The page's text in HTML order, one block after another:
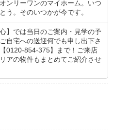
ンリーワンのマイホーム。いつ
う。そのいつかが今です。
】では当日のご案内・見学の予
自宅への送迎何でも申し出下さ
0120-854-375】まで！ご来店
アの物件もまとめてご紹介させ